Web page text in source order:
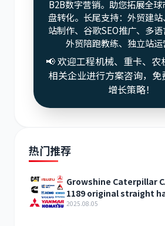
B2B数字营销。助您拓展全
盘转化。长尾支持：外贸建
站制作、谷歌SEO推广、多语
外贸陪跑教练、独立站运
📢 欢迎工程机械、重卡、农
相关企业进行方案咨询，免
增长策略！
热门推荐
Growshine Caterpillar
1189 original straight
2025.08.05